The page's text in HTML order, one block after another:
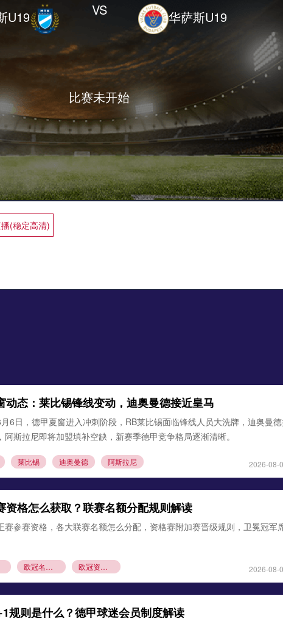
U19 VS
比赛未开始
华萨斯U19
(稳定高清)
动态：莱比锡锋线变动，迪奥曼德接近皇马
6日，德甲夏窗进入冲刺阶段，RB莱比锡面临锋线人员大洗牌，迪奥曼
阿斯拉尼即将加盟填补空缺，新赛季德甲竞争格局逐渐清晰。
莱比锡 迪奥曼德 阿斯拉尼 2026-08-
资格怎么获取？联赛名额分配规则解读
赛参赛资格，各大联赛名额怎么分配，资格赛附加赛晋级规则，卫冕冠军
欧冠名额分配 欧冠资格赛规则 2026-08-
规则是什么？德甲球迷会员制度解读